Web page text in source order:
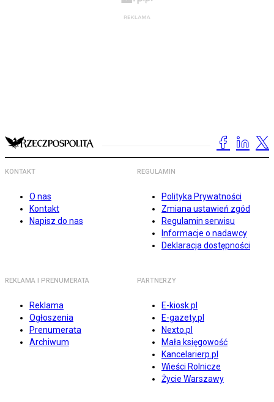
KONTAKT
O nas
Kontakt
Napisz do nas
REGULAMIN
Polityka Prywatności
Zmiana ustawień zgód
Regulamin serwisu
Informacje o nadawcy
Deklaracja dostępności
REKLAMA I PRENUMERATA
Reklama
Ogłoszenia
Prenumerata
Archiwum
PARTNERZY
E-kiosk.pl
E-gazety.pl
Nexto.pl
Mała księgowość
Kancelarierp.pl
Wieści Rolnicze
Życie Warszawy